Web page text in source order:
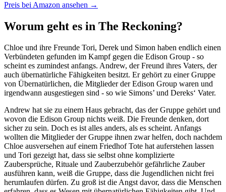
Preis bei Amazon ansehen →
Worum geht es in The Reckoning?
Chloe und ihre Freunde Tori, Derek und Simon haben endlich einen
Verbündeten gefunden im Kampf gegen die Edison Group - so
scheint es zumindest anfangs. Andrew, der Freund ihres Vaters, der
auch übernatürliche Fähigkeiten besitzt. Er gehört zu einer Gruppe
von Übernatürlichen, die Mitglieder der Edison Group waren und
irgendwann ausgestiegen sind - so wie Simons’ und Dereks‘ Vater.
Andrew hat sie zu einem Haus gebracht, das der Gruppe gehört und
wovon die Edison Group nichts weiß. Die Freunde denken, dort
sicher zu sein. Doch es ist alles anders, als es scheint. Anfangs
wollten die Mitglieder der Gruppe ihnen zwar helfen, doch nachdem
Chloe ausversehen auf einem Friedhof Tote hat auferstehen lassen
und Tori gezeigt hat, dass sie selbst ohne komplizierte
Zaubersprüche, Rituale und Zauberzubehör gefährliche Zauber
ausführen kann, weiß die Gruppe, dass die Jugendlichen nicht frei
herumlaufen dürfen. Zu groß ist die Angst davor, dass die Menschen